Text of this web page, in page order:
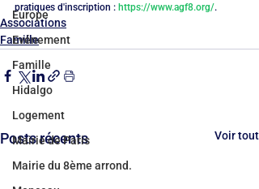
Europe
Evénement
Famille
Hidalgo
Logement
Mairie de Paris
Mairie du 8ème arrond.
pratiques d'inscription : https://www.agf8.org/.
Associations
Famille
Posts récents Voir tout